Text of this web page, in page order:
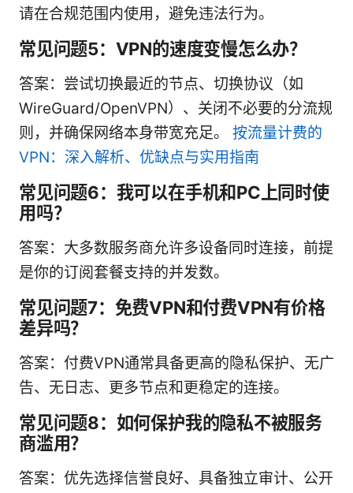
请在合规范围内使用，避免违法行为。
常见问题5：VPN的速度变慢怎么办？
答案：尝试切换最近的节点、切换协议（如
WireGuard/OpenVPN）、关闭不必要的分流规
则，并确保网络本身带宽充足。 按流量计费的
VPN：深入解析、优缺点与实用指南
常见问题6：我可以在手机和PC上同时使
用吗？
答案：大多数服务商允许多设备同时连接，前提
是你的订阅套餐支持的并发数。
常见问题7：免费VPN和付费VPN有价格
差异吗？
答案：付费VPN通常具备更高的隐私保护、无广
告、无日志、更多节点和更稳定的连接。
常见问题8：如何保护我的隐私不被服务
商滥用？
答案：优先选择信誉良好、具备独立审计、公开